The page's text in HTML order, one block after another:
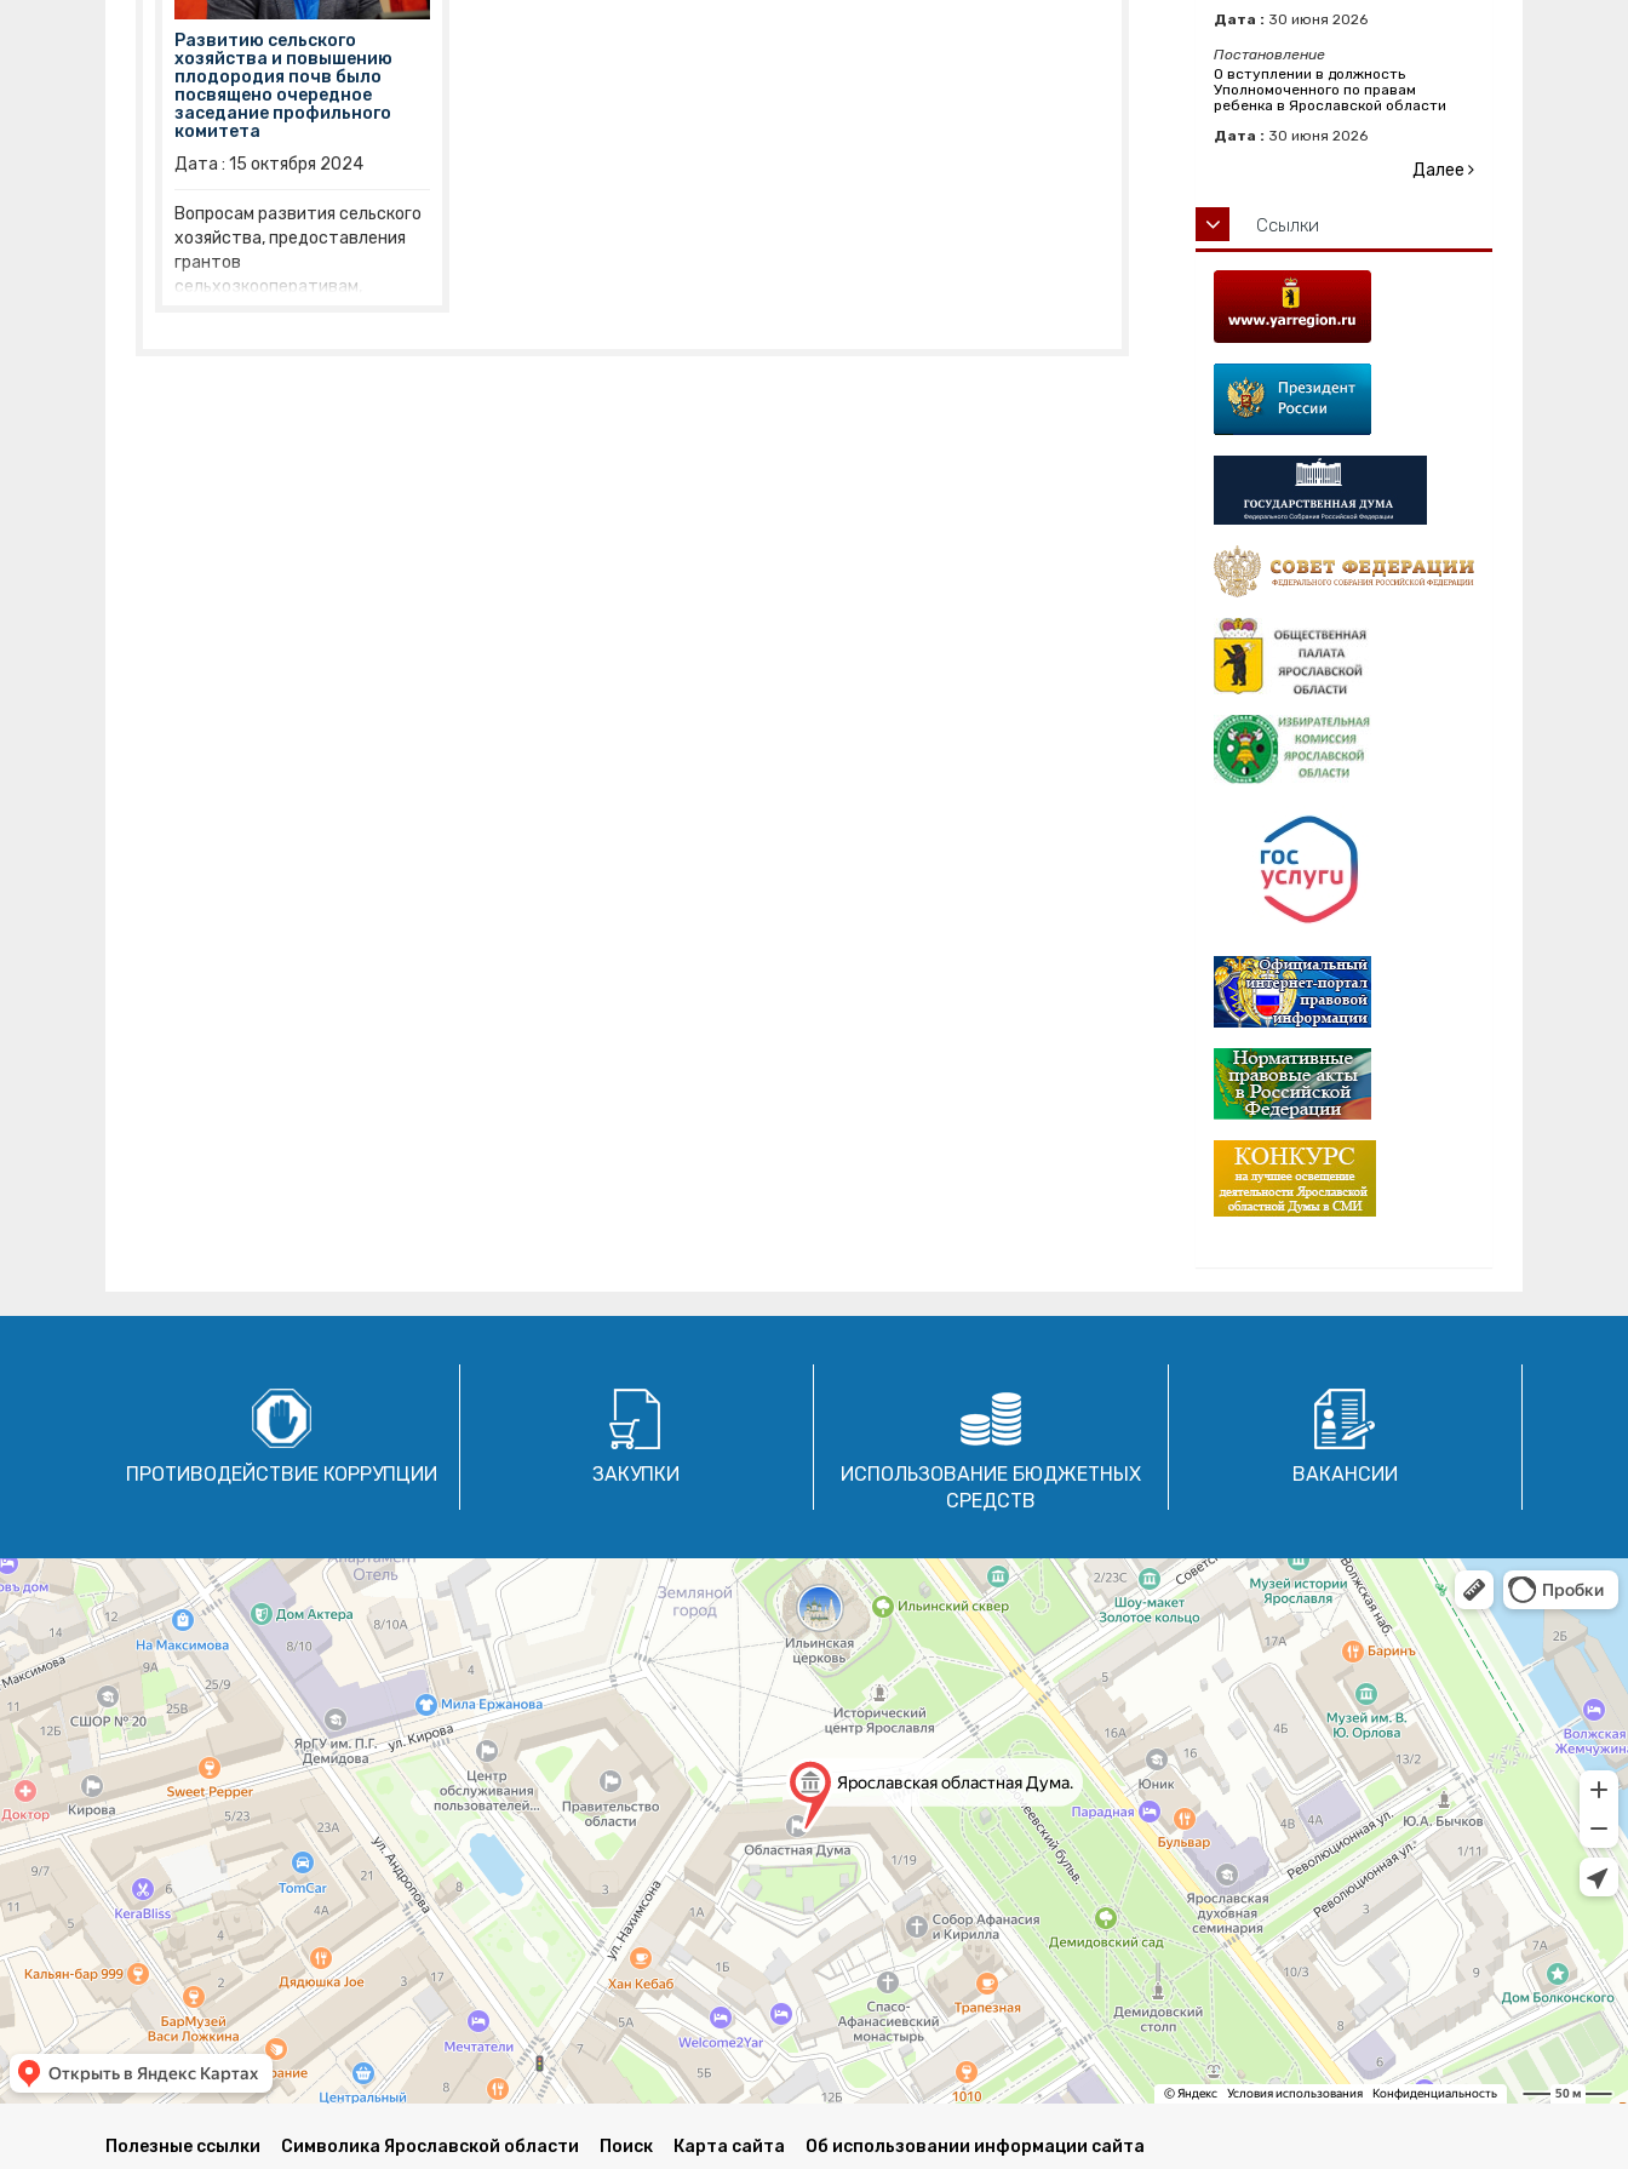
Развитию сельского
хозяйства и повышению
плодородия почв было
посвящено очередное
заседание профильного
комитета
Дата : 15 октября 2024
Вопросам развития сельского
хозяйства, предоставления
грантов
сельхозкооперативам,
Дата : 30 июня 2026
Постановление
О вступлении в должность
Уполномоченного по правам
ребенка в Ярославской области
Дата : 30 июня 2026
Далее
Ссылки
ПРОТИВОДЕЙСТВИЕ КОРРУПЦИИ ЗАКУПКИ
ИСПОЛЬЗОВАНИЕ БЮДЖЕТНЫХ
СРЕДСТВ
ВАКАНСИИ
Полезные ссылки Символика Ярославской области Поиск Карта сайта Об использовании информации сайта